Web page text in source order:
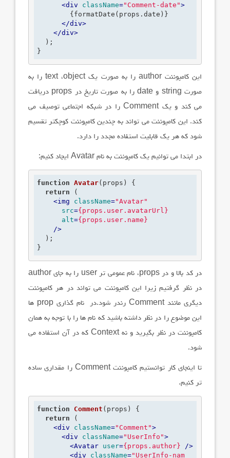
<div className="Comment-date">
</div>
</div>
}
این کامپوننتauthor را به صورت یکobject،textرا به
صورت string و dateرا به صورت تاریخ در props دریافت
می کند و یکComment را در شبکه اجتماعی توصیف می
کند. این کامپوننت می تواند به چندین کامپوننت کوچکتر تقسیم
شود که هر یک قابلیت استفاده مجدد را دارد.
در ابتدا می توانیم یک کامپوننت به نام Avatar ایجاد کنیم:
function Avatar(props)
{
return (
<img className="Avatar"
src={props.user.avatarUrl}
alt={props.user.name}
    />
}
در کد بالا و درprops، نام عمومی ترuser را به جای author
در نظر گرفتیم زیرا این کامپوننت می تواند در هر کامپوننت
دیگری مانندCommentرندر شود.در نام گذاریprop ها
این موضوع را در نظر داشته باشید که نام ها را با توجه به همان
کامپوننت در نظر بگیرید و نهContext که در آن استفاده می
شود.
تا اینجای کار توانستیم کامپوننتComment را مقداری ساده
تر کنیم.
function Comment (props)
{
return (
<div className="Comment">
<div className="UserInfo">
<Avatar user={props.author} />
<div className="UserInfo-nam